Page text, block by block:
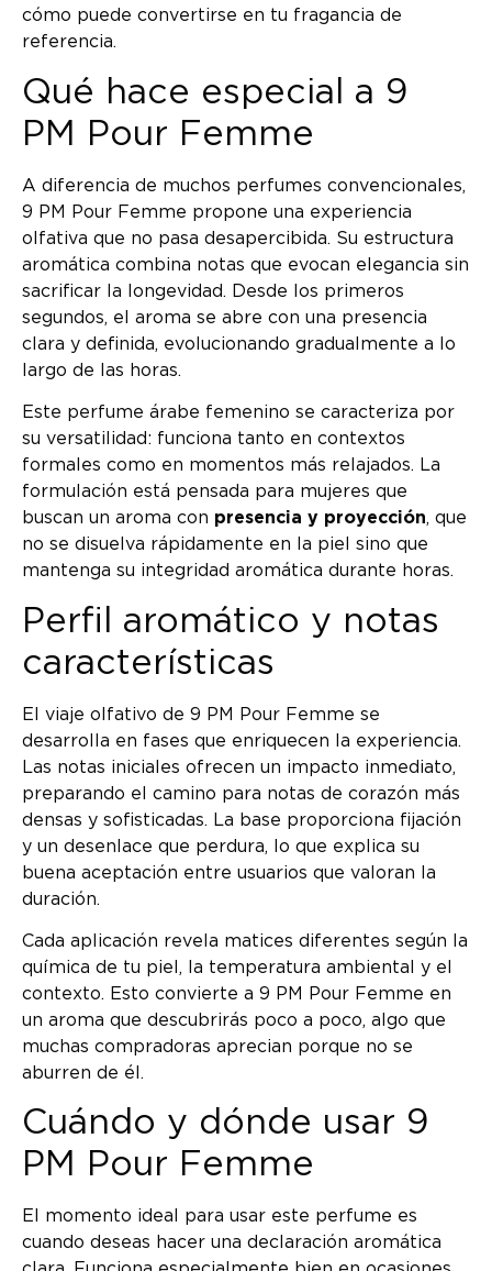
cómo puede convertirse en tu fragancia de
referencia.
Qué hace especial a 9
PM Pour Femme
A diferencia de muchos perfumes convencionales,
9 PM Pour Femme propone una experiencia
olfativa que no pasa desapercibida. Su estructura
aromática combina notas que evocan elegancia sin
sacrificar la longevidad. Desde los primeros
segundos, el aroma se abre con una presencia
clara y definida, evolucionando gradualmente a lo
largo de las horas.
Este perfume árabe femenino se caracteriza por
su versatilidad: funciona tanto en contextos
formales como en momentos más relajados. La
formulación está pensada para mujeres que
buscan un aroma con presencia y proyección, que
no se disuelva rápidamente en la piel sino que
mantenga su integridad aromática durante horas.
Perfil aromático y notas
características
El viaje olfativo de 9 PM Pour Femme se
desarrolla en fases que enriquecen la experiencia.
Las notas iniciales ofrecen un impacto inmediato,
preparando el camino para notas de corazón más
densas y sofisticadas. La base proporciona fijación
y un desenlace que perdura, lo que explica su
buena aceptación entre usuarios que valoran la
duración.
Cada aplicación revela matices diferentes según la
química de tu piel, la temperatura ambiental y el
contexto. Esto convierte a 9 PM Pour Femme en
un aroma que descubrirás poco a poco, algo que
muchas compradoras aprecian porque no se
aburren de él.
Cuándo y dónde usar 9
PM Pour Femme
El momento ideal para usar este perfume es
cuando deseas hacer una declaración aromática